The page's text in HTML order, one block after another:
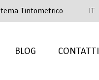
Tintometrico IT
BLOG CONTATTI